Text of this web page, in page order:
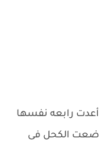
أعدت رابعه نفسها
الكحل فى